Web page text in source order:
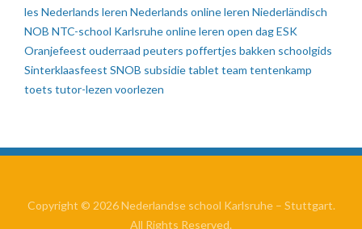
les Nederlands leren Nederlands online leren Niederländisch
NOB NTC-school Karlsruheonline leren open dag ESK
Oranjefeest ouderraad peuters poffertjes bakken schoolgids
Sinterklaasfeest SNOB subsidietablet team tentenkamp
toets tutor-lezen voorlezen
Copyright © 2026 Nederlandse school Karlsruhe – Stuttgart.
All Rights Reserved.